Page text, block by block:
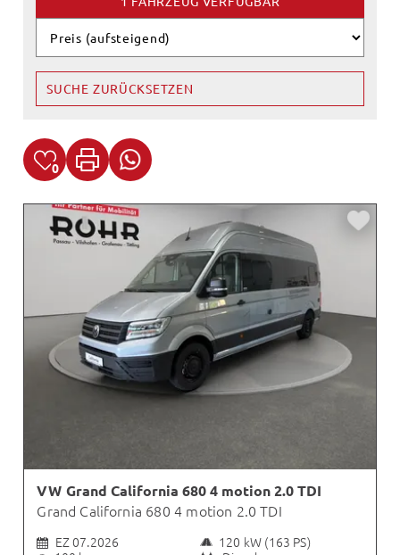
SUCHE ZURÜCKSETZEN
0
VW Grand California 680 4 motion 2.0 TDI
Grand California 680 4 motion 2.0 TDI
EZ 07.2026
120 kW (163 PS)